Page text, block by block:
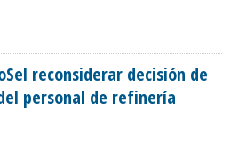
reconsiderar decisión de
personal de refinería